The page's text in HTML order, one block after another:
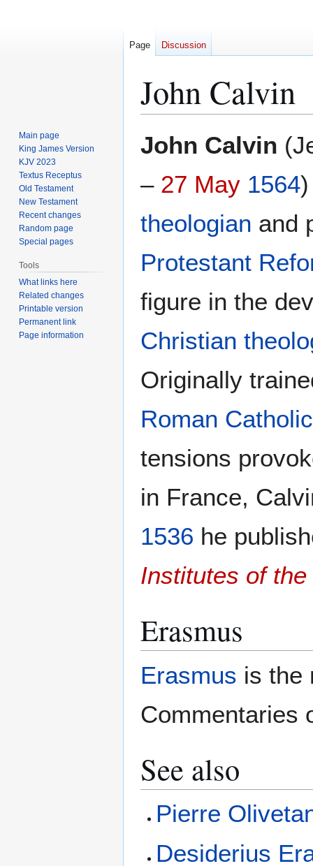
John Calvin
to
to
John Calvin
– 27 May 1564
theologian and
Protestant
figure in the
Christian
Originally
Roman
tensions
in France,
1536 he
Institutes of
Erasmus
Erasmus is the
Commentaries
See also
Pierre
Desiderius
Page Discussion
Main page
King James Version
KJV 2023
Textus Receptus
Old Testament
New Testament
Recent changes
Random page
Special pages
Tools
What links here
Related changes
Printable version
Permanent link
Page information